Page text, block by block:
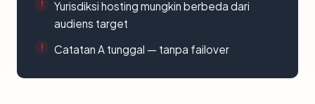
Yurisdiksi hosting mungkin berbeda dari
audiens target
Catatan A tunggal — tanpa failover